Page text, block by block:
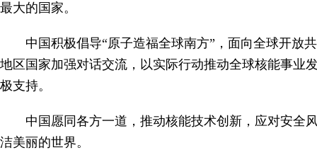
最大的国家。
中国积极倡导“原子造福全球南方”，面向全球开放
地区国家加强对话交流，以实际行动推动全球核能事业
极支持。
中国愿同各方一道，推动核能技术创新，应对安全
洁美丽的世界。